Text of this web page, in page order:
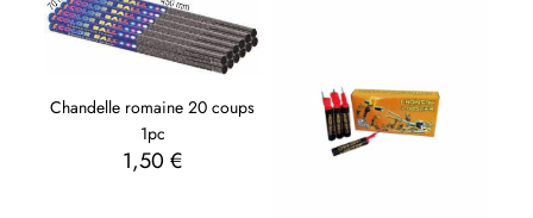
Chandelle romaine 20 coups
1pc
1,50€